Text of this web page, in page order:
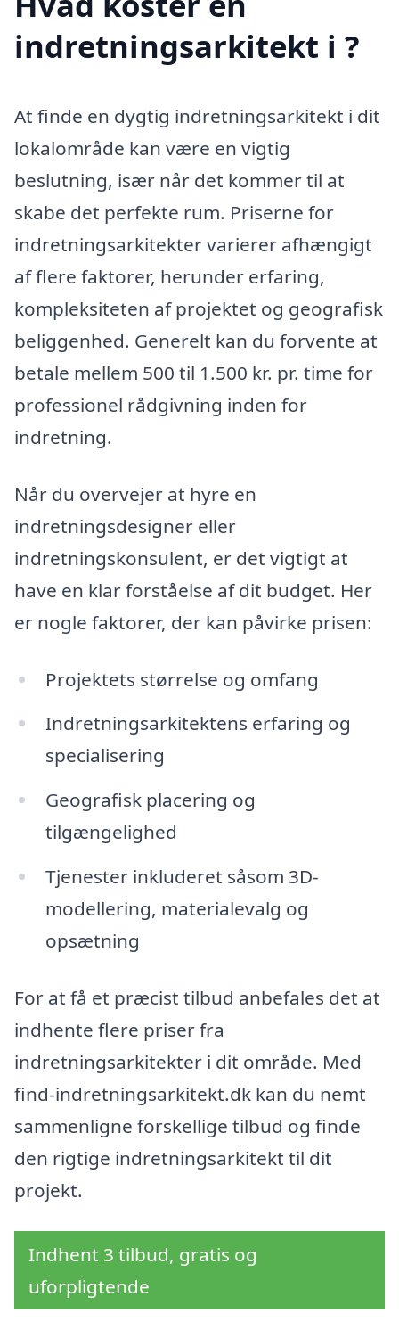
indretningsarkitekt i ?
At finde en dygtig indretningsarkitekt i dit
lokalområde kan være en vigtig
beslutning, især når det kommer til at
skabe det perfekte rum. Priserne for
indretningsarkitekter varierer afhængigt
af flere faktorer, herunder erfaring,
kompleksiteten af projektet og geografisk
beliggenhed. Generelt kan du forvente at
betale mellem 500 til 1.500 kr. pr. time for
professionel rådgivning inden for
indretning.
Når du overvejer at hyre en
indretningsdesigner eller
indretningskonsulent, er det vigtigt at
have en klar forståelse af dit budget. Her
er nogle faktorer, der kan påvirke prisen:
Projektets størrelse og omfang
Indretningsarkitektens erfaring og
specialisering
Geografisk placering og
tilgængelighed
Tjenester inkluderet såsom 3D-
modellering, materialevalg og
opsætning
For at få et præcist tilbud anbefales det at
indhente flere priser fra
indretningsarkitekter i dit område. Med
find-indretningsarkitekt.dk kan du nemt
sammenligne forskellige tilbud og finde
den rigtige indretningsarkitekt til dit
projekt.
Indhent 3 tilbud, gratis og
uforpligtende